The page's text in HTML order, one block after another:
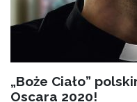
„Boże Ciało”
Oscara 2020!